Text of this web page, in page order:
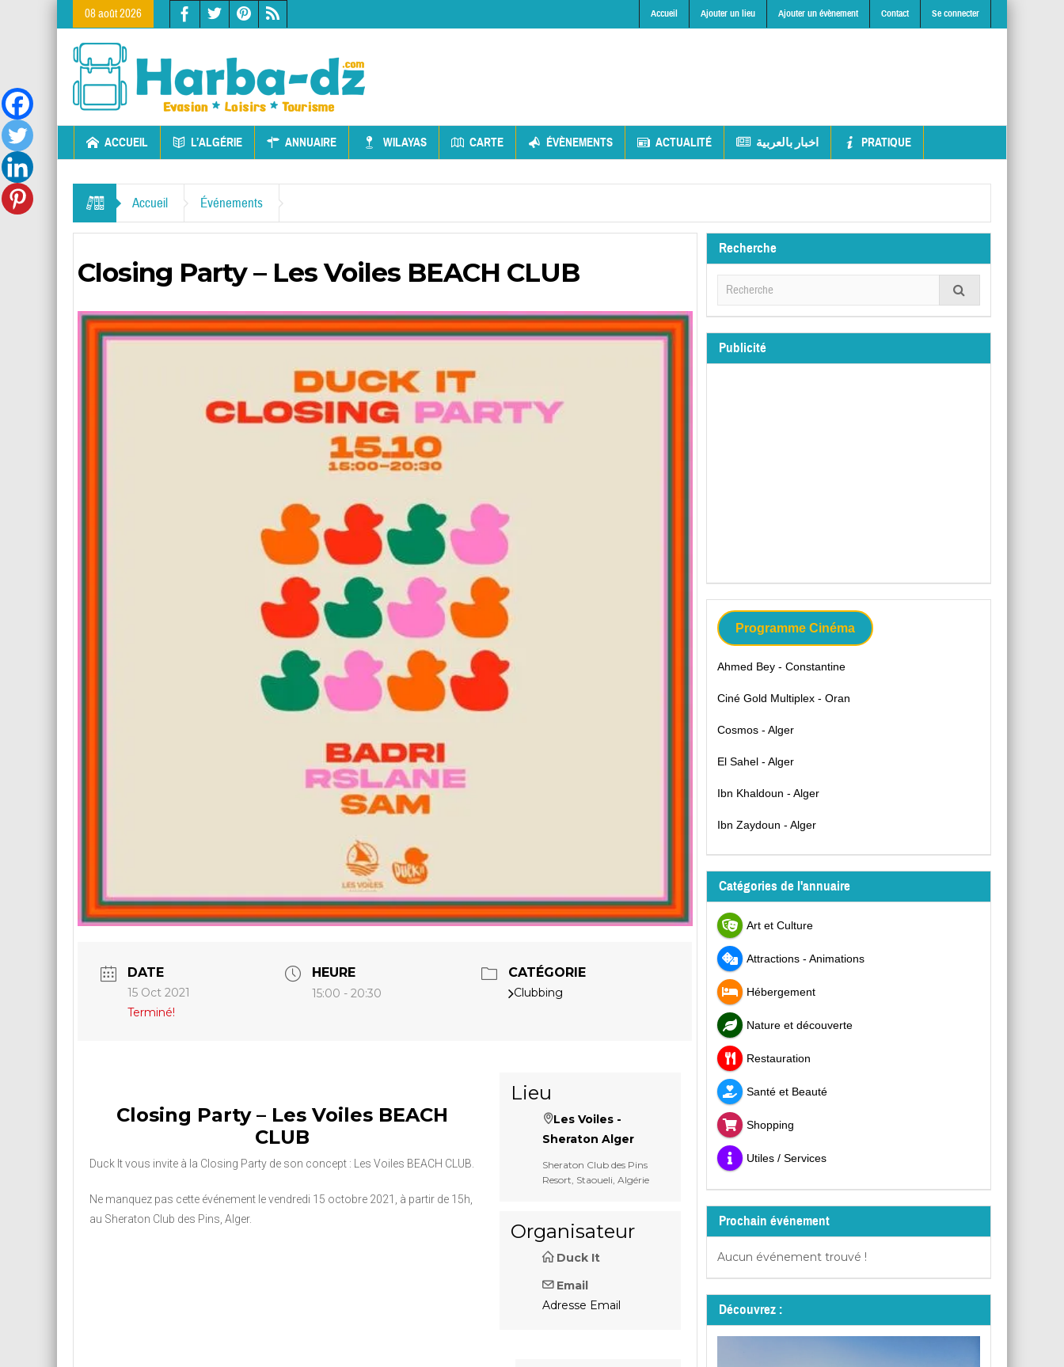
08 août 2026 Accueil Ajouter un lieu Ajouter un évènement Contact Se connecter
ACCUEIL L’ALGÉRIE ANNUAIRE WILAYAS CARTE ÉVÈNEMENTS ACTUALITÉ اخبار بالعربية PRATIQUE
Accueil Événements
Closing Party – Les Voiles BEACH CLUB
DATE
15 Oct 2021
Terminé!
HEURE
15:00 - 20:30
CATÉGORIE
Clubbing
Closing Party – Les Voiles BEACH
CLUB
Duck It vous invite à la Closing Party de son concept : Les Voiles BEACH CLUB.
Ne manquez pas cette événement le vendredi 15 octobre 2021, à partir de 15h,
au Sheraton Club des Pins, Alger.
Lieu
Les Voiles -
Sheraton Alger
Sheraton Club des Pins
Resort, Staoueli, Algérie
Organisateur
Duck It
Email
Adresse Email
Recherche
Publicité
Programme Cinéma
Ahmed Bey - Constantine
Ciné Gold Multiplex - Oran
Cosmos - Alger
El Sahel - Alger
Ibn Khaldoun - Alger
Ibn Zaydoun - Alger
Catégories de l'annuaire
Art et Culture
Attractions - Animations
Hébergement
Nature et découverte
Restauration
Santé et Beauté
Shopping
Utiles / Services
Prochain événement
Aucun événement trouvé !
Découvrez :